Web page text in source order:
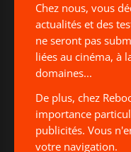
Chez nous, vous
actualités et des
ne seront pas
liées au cinéma, à
domaines...
De plus, chez
importance
publicités. Vous
votre navigation.